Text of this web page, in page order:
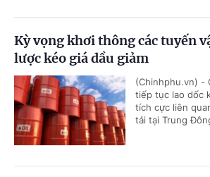
Kỳ vọng khơi thông các tuyến
lược kéo giá dầu giảm
(Chinhphu.vn) -
tiếp tục lao dốc
tích cực liên
tải tại Trung